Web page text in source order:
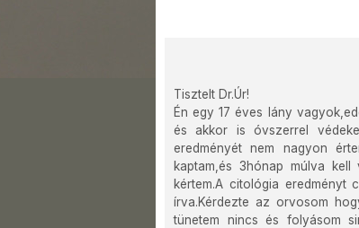
Tisztelt Dr.Úr!
Én egy 17 éves lány
és akkor is óvszerrel
eredményét nem nagyon
kaptam,és 3hónap múlva
kértem.A citológia eredményt
írva.Kérdezte az orvosom
tünetem nincs és folyásom